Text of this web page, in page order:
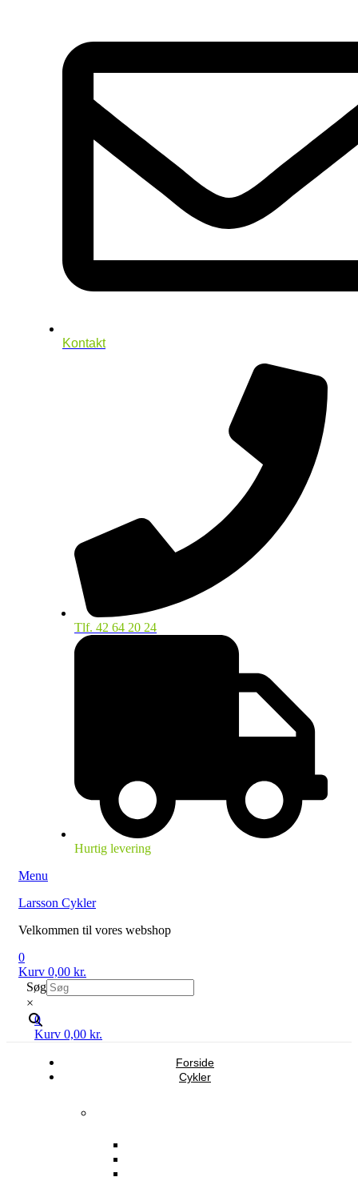
Kontakt
Tlf. 42 64 20 24
Hurtig levering
Menu
Larsson Cykler
Velkommen til vores webshop
0
Kurv 0,00 kr.
Søg
×
0
Kurv 0,00 kr.
Forside
Cykler